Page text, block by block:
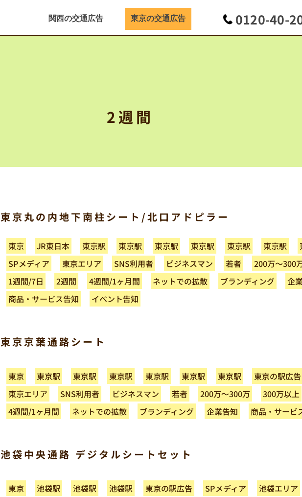
関西の交通広告 東京の交通広告 0120-40-
2週間
東京丸の内地下南柱シート/北口アドピラー
東京 JR東日本 東京駅 東京駅 東京駅 東京駅 東京駅 東京駅
SPメディア 東京エリア SNS利用者 ビジネスマン 若者 200万～300
1週間/7日 2週間 4週間/1ヶ月間 ネットでの拡散 ブランディング 企
商品・サービス告知 イベント告知
東京京葉通路シート
東京 東京駅 東京駅 東京駅 東京駅 東京駅 東京駅 東京の駅広告
東京エリア SNS利用者 ビジネスマン 若者 200万～300万 300万以上
4週間/1ヶ月間 ネットでの拡散 ブランディング 企業告知 商品・サービ
池袋中央通路 デジタルシートセット
東京 池袋駅 池袋駅 池袋駅 東京の駅広告 SPメディア 池袋エリア